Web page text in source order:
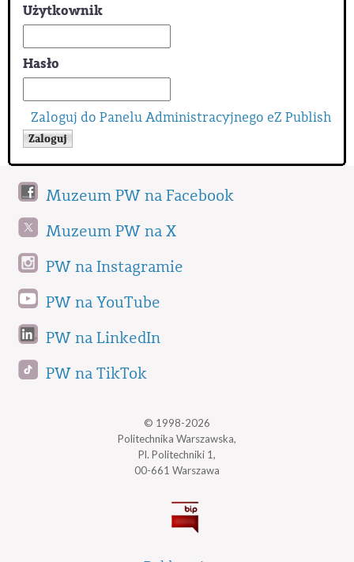
Użytkownik
Hasło
Zaloguj do Panelu Administracyjnego eZ Publish
Muzeum PW na Facebook
Muzeum PW na X
PW na Instagramie
PW na YouTube
PW na LinkedIn
PW na TikTok
© 1998-2026
Politechnika Warszawska,
Pl. Politechniki 1,
00-661 Warszawa